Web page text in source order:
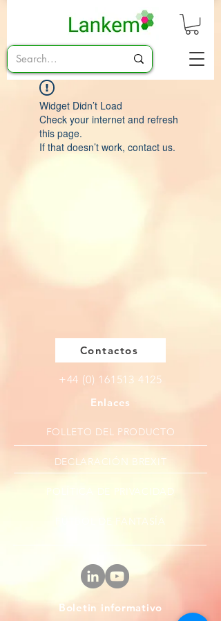
Widget Didn’t Load
Check your internet and refresh
this page.
If that doesn’t work, contact us.
Contactos
+44 (0) 161513 4125
Enlaces
FOLLETO DEL PRODUCTO
DECLARACIÓN BREXIT
POLÍTICA DE PRIVACIDAD
FÚTBOL DE FANTASÍA
Boletin informativo